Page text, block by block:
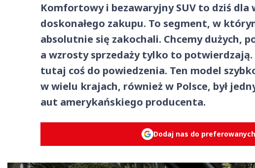
Komfortowy i bezawaryjny SUV to dziś dla
doskonałego zakupu. To segment, w
absolutnie się zakochali. Chcemy dużych,
a wzrosty sprzedaży tylko to potwierdzają.
tutaj coś do powiedzenia. Ten model
w wielu krajach, również w Polsce, był
aut amerykańskiego producenta.
Dodaj nas do preferowanych